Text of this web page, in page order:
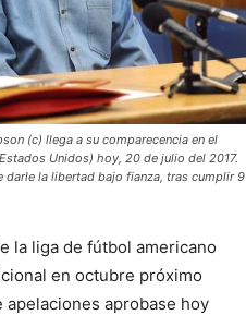
(c) llega a su comparecencia en el
Unidos) hoy, 20 de julio del 2017.
darle la libertad bajo fianza, tras cumplir 9
la liga de fútbol americano
en octubre próximo
aprobase hoy